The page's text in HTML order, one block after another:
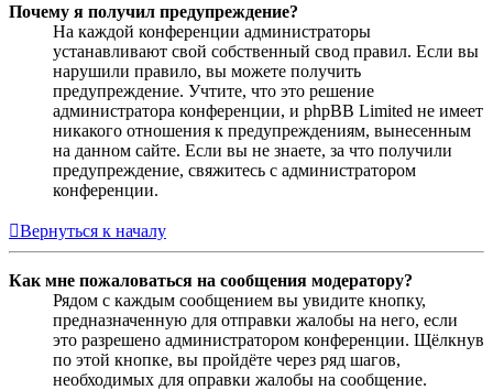
Почему я получил предупреждение?
На каждой конференции администраторы
устанавливают свой собственный свод правил. Если вы
нарушили правило, вы можете получить
предупреждение. Учтите, что это решение
администратора конференции, и phpBB Limited не имеет
никакого отношения к предупреждениям, вынесенным
на данном сайте. Если вы не знаете, за что получили
предупреждение, свяжитесь с администратором
конференции.
Вернуться к началу
Как мне пожаловаться на сообщения модератору?
Рядом с каждым сообщением вы увидите кнопку,
предназначенную для отправки жалобы на него, если
это разрешено администратором конференции. Щёлкнув
по этой кнопке, вы пройдёте через ряд шагов,
необходимых для оправки жалобы на сообщение.